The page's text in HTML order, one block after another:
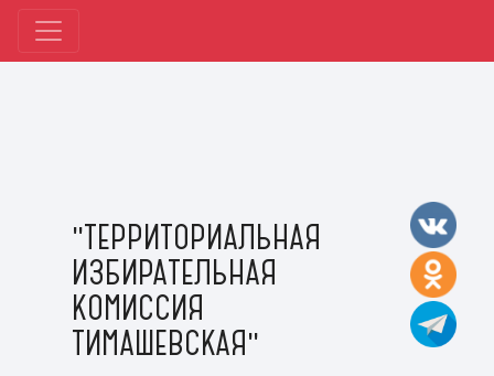
"ТЕРРИТОРИАЛЬНАЯ
ИЗБИРАТЕЛЬНАЯ
КОМИССИЯ
ТИМАШЕВСКАЯ"